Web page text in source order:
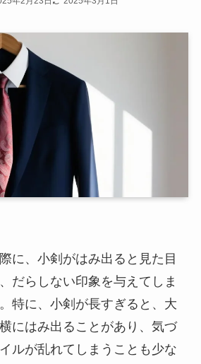
に、小剣がはみ出ると見た目
だらしない印象を与えてしま
特に、小剣が長すぎると、大
にはみ出ることがあり、気づ
ルが乱れてしまうことも少な